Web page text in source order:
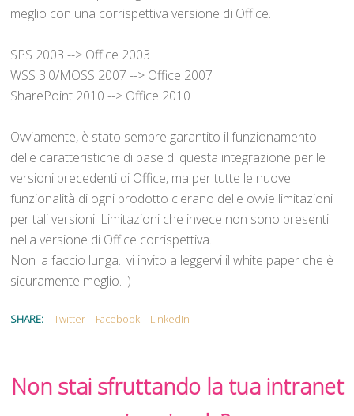
meglio con una corrispettiva versione di Office.
SPS 2003 --> Office 2003
WSS 3.0/MOSS 2007 --> Office 2007
SharePoint 2010 --> Office 2010
Ovviamente, è stato sempre garantito il funzionamento
delle caratteristiche di base di questa integrazione per le
versioni precedenti di Office, ma per tutte le nuove
funzionalità di ogni prodotto c'erano delle ovvie limitazioni
per tali versioni. Limitazioni che invece non sono presenti
nella versione di Office corrispettiva.
Non la faccio lunga.. vi invito a leggervi il white paper che è
sicuramente meglio. :)
SHARE: Twitter Facebook LinkedIn
Non stai sfruttando la tua intranet